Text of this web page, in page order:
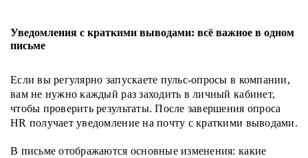
Уведомления с краткими выводами: всё важное в одном
письме
Если вы регулярно запускаете пульс-опросы в компании,
вам не нужно каждый раз заходить в личный кабинет,
чтобы проверить результаты. После завершения опроса
HR получает уведомление на почту с краткими выводами.
В письме отображаются основные изменения: какие